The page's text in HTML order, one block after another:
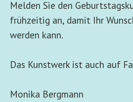
Melden Sie den
frühzeitig an, damit Ihr
werden kann.
Das Kunstwerk ist auch auf
Monika Bergmann